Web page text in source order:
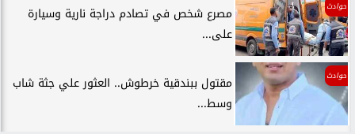
حوادث
مصرع شخص في تصادم دراجة نارية وسيارة
على...
حوادث
مقتول ببندقية خرطوش.. العثور علي جثة شاب
وسط...